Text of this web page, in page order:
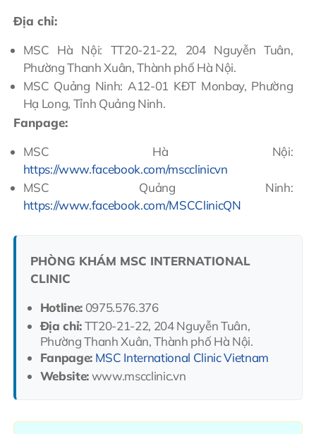
Địa chỉ:
MSC Hà Nội: TT20-21-22, 204 Nguyễn Tuân,
Phường Thanh Xuân, Thành phố Hà Nội.
MSC Quảng Ninh: A12-01 KĐT Monbay, Phường
Hạ Long, Tỉnh Quảng Ninh.
Fanpage:
MSC Hà Nội:
https://www.facebook.com/mscclinicvn
MSC Quảng Ninh:
https://www.facebook.com/MSCClinicQN
PHÒNG KHÁM MSC INTERNATIONAL
CLINIC
Hotline:0975.576.376
Địa chỉ:TT20-21-22, 204 Nguyễn Tuân,
Phường Thanh Xuân, Thành phố Hà Nội.
Fanpage: MSC International Clinic Vietnam
Website:www.mscclinic.vn